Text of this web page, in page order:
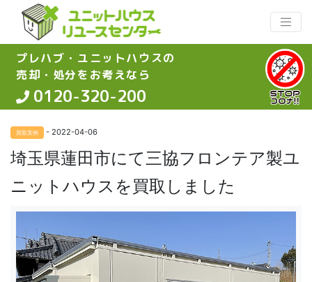
プレハブ・ユニットハウスの
売却・処分をお考えなら
0120-320-200
買取実例 - 2022-04-06
埼玉県蓮田市にて三協フロンテア製ユ
ニットハウスを買取しました